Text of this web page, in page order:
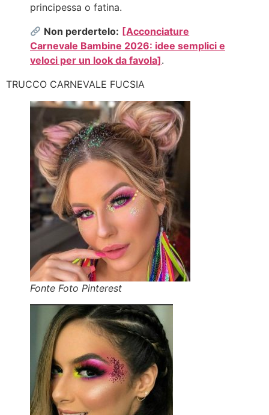
principessa o fatina.
Non perdertelo: [Acconciature
Carnevale Bambine 2026: idee semplici e
veloci per un look da favola].
TRUCCO CARNEVALE FUCSIA
Fonte Foto Pinterest